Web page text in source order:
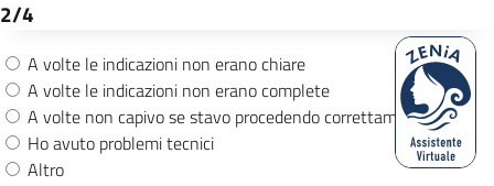
domande di iscrizione all’Albo Scrutatori,
Presidenti e Giudici Popolari tramite
strumenti informatici con l’obiettivo di
ridurre la presentazione di domande
cartacee a non oltre il 20% del totale